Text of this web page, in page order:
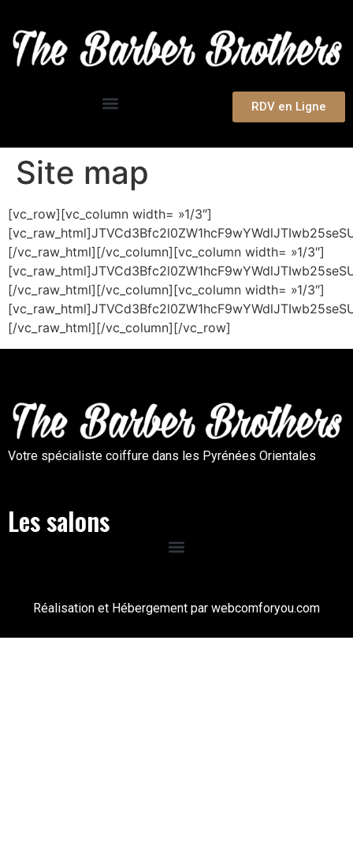
RDV en Ligne
Site map
[vc_row][vc_column width= »1/3″]
[/vc_raw_html][/vc_column][vc_column width= »1/3″]
[/vc_raw_html][/vc_column][vc_column width= »1/3″]
[/vc_raw_html][/vc_column][/vc_row]
Votre spécialiste coiffure dans les Pyrénées Orientales
Les salons
Réalisation et Hébergement par webcomforyou.com